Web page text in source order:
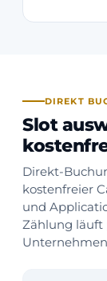
DIREKT
Slot
Direkt-
kostenfreier
und
Zählung läuft